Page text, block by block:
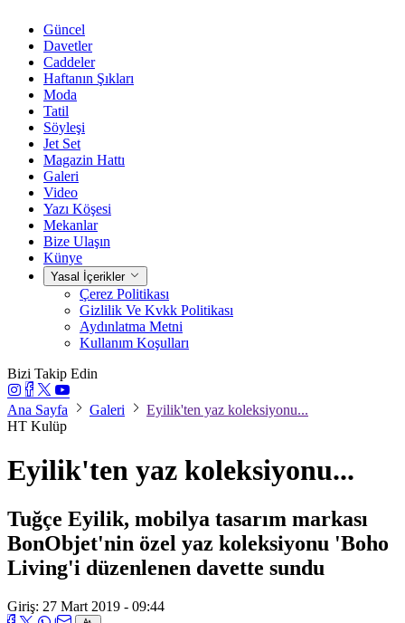
Güncel
Davetler
Caddeler
Haftanın Şıkları
Moda
Tatil
Söyleşi
Jet Set
Magazin Hattı
Galeri
Video
Yazı Köşesi
Mekanlar
Bize Ulaşın
Künye
Yasal İçerikler
Çerez Politikası
Gizlilik Ve Kvkk Politikası
Aydınlatma Metni
Kullanım Koşulları
Bizi Takip Edin
Ana Sayfa Galeri
Eyilik'ten yaz koleksiyonu...
HT Kulüp
Eyilik'ten yaz koleksiyonu...
Tuğçe Eyilik, mobilya tasarım markası
BonObjet'nin özel yaz koleksiyonu 'Boho
Living'i düzenlenen davette sundu
Giriş: 27 Mart 2019 - 09:44